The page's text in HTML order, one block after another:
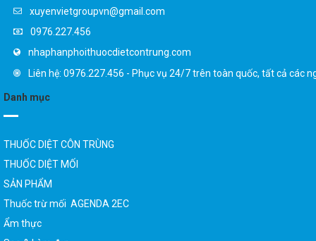
nhaphanphoithuocdietcontrung.com
Liên hệ: 0976.227.456 - Phục vụ 24/7 trên toàn quốc, tất cả các
Danh mục
THUỐC DIỆT CÔN TRÙNG
THUỐC DIỆT MỐI
SẢN PHẨM
Thuốc trừ mối AGENDA 2EC
Spa & Làm đẹp